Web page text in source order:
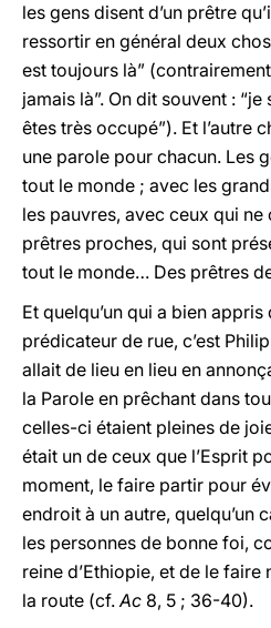
les gens disent d’un prêtre
ressortir en général deux
est toujours là”
jamais là”. On dit souvent :
êtes très occupé”). Et l’autre
une parole pour chacun. Les
tout le monde ; avec les
les pauvres, avec ceux qui
prêtres proches, qui sont
tout le monde… Des prêtres
Et quelqu’un qui a bien
prédicateur de rue, c’est
allait de lieu en lieu en
la Parole en prêchant dans
celles-ci étaient pleines de
était un de ceux que l’Esprit
moment, le faire partir pour
endroit à un autre, quelqu’un
les personnes de bonne foi,
reine d’Ethiopie, et de le faire
la route (cf.Ac 8, 5 ; 36-40).